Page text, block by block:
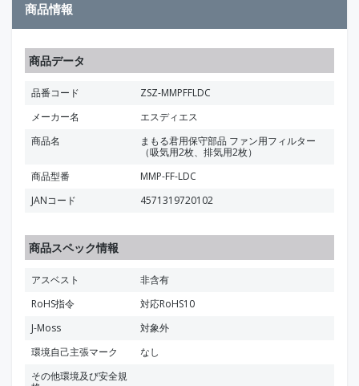
商品情報
商品データ
品番コード
ZSZ-MMPFFLDC
メーカー名
エスディエス
商品名
まもる君用保守部品 ファン用フィルター
（吸気用2枚、排気用2枚）
商品型番
MMP-FF-LDC
JANコード
4571319720102
商品スペック情報
アスベスト
非含有
RoHS指令
対応RoHS10
J-Moss
対象外
環境自己主張マーク
なし
その他環境及び安全規